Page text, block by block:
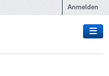
Anmelden